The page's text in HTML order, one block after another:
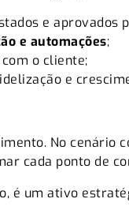
e aprovados
e automações;
o cliente;
e
No
cada ponto de
é um ativo